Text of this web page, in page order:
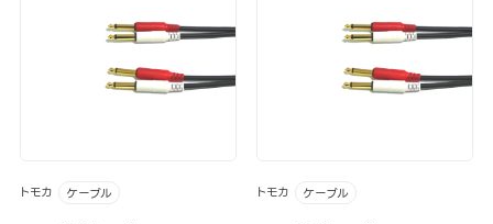
トモカ ケーブル トモカ ケーブル